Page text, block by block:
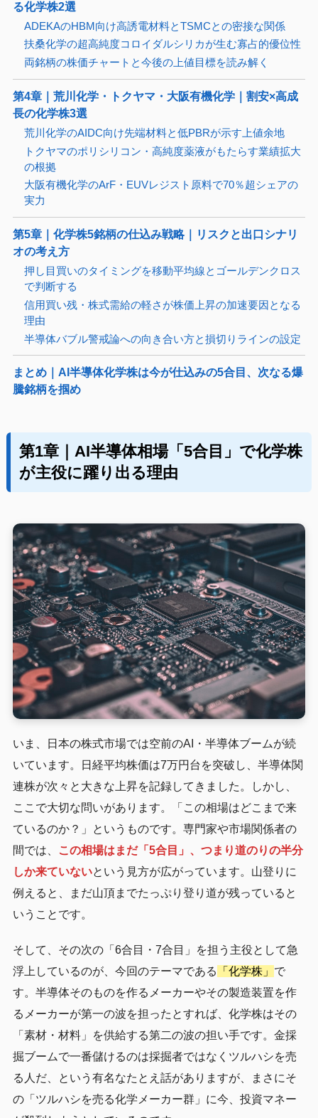
る化学株2選
ADEKAのHBM向け高誘電材料とTSMCとの密接な関係
扶桑化学の超高純度コロイダルシリカが生む寡占的優位性
両銘柄の株価チャートと今後の上値目標を読み解く
第4章｜荒川化学・トクヤマ・大阪有機化学｜割安×高成
長の化学株3選
荒川化学のAIDC向け先端材料と低PBRが示す上値余地
トクヤマのポリシリコン・高純度薬液がもたらす業績拡大
の根拠
大阪有機化学のArF・EUVレジスト原料で70％超シェアの
実力
第5章｜化学株5銘柄の仕込み戦略｜リスクと出口シナリ
オの考え方
押し目買いのタイミングを移動平均線とゴールデンクロス
で判断する
信用買い残・株式需給の軽さが株価上昇の加速要因となる
理由
半導体バブル警戒論への向き合い方と損切りラインの設定
まとめ｜AI半導体化学株は今が仕込みの5合目、次なる爆
騰銘柄を掴め
第1章｜AI半導体相場「5合目」で化学株
が主役に躍り出る理由
いま、日本の株式市場では空前のAI・半導体ブームが続
いています。日経平均株価は7万円台を突破し、半導体関
連株が次々と大きな上昇を記録してきました。しかし、
ここで大切な問いがあります。「この相場はどこまで来
ているのか？」というものです。専門家や市場関係者の
間では、
この相場はまだ「5合目」、つまり道のりの半分
しか来ていないという見方が広がっています。山登りに
例えると、まだ山頂までたっぷり登り道が残っていると
いうことです。
そして、その次の「6合目・7合目」を担う主役として急
浮上しているのが、今回のテーマである
「化学株」 で
す。半導体そのものを作るメーカーやその製造装置を作
るメーカーが第一の波を担ったとすれば、化学株はその
「素材・材料」を供給する第二の波の担い手です。金採
掘ブームで一番儲けるのは採掘者ではなくツルハシを売
る人だ、という有名なたとえ話がありますが、まさにそ
の「ツルハシを売る化学メーカー群」に今、投資マネー